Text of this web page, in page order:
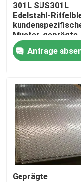
Fabrik-Ausflug
Treten Sie mit
Nachrichten
Fälle
nahtloses Rohr SS
301L SUS301L
Edelstahl-
Muster, geprägte
Oberfläche, 5 mm
DickeAnfrage
Geprägte